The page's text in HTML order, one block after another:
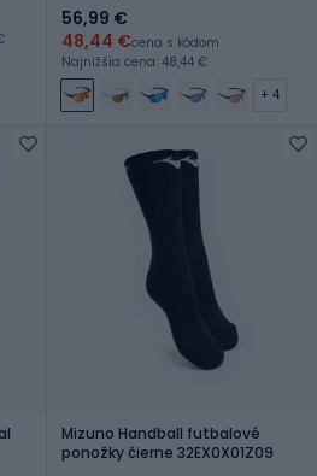
56,99 €
48,44 €cena s kódom
Najnižšia cena: 48,44 €
+ 4
Mizuno Handball futbalové
ponožky čierne 32EX0X01Z09